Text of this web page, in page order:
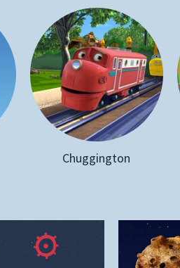
Chuggington